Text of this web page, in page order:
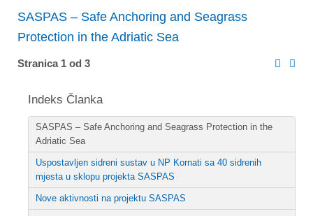
SASPAS – Safe Anchoring and Seagrass
Protection in the Adriatic Sea
Indeks Članka
SASPAS – Safe Anchoring and Seagrass Protection in the
Adriatic Sea
Uspostavljen sidreni sustav u NP Kornati sa 40 sidrenih
mjesta u sklopu projekta SASPAS
Nove aktivnosti na projektu SASPAS
Stranica 1 od 3